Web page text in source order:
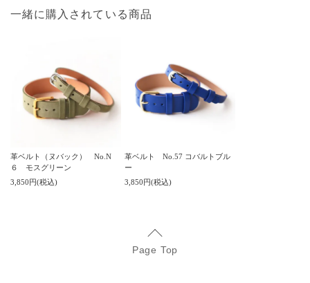
一緒に購入されている商品
革ベルト（ヌバック） No.N
６ モスグリーン
3,850円(税込)
革ベルト No.57 コバルトブル
ー
3,850円(税込)
Page Top